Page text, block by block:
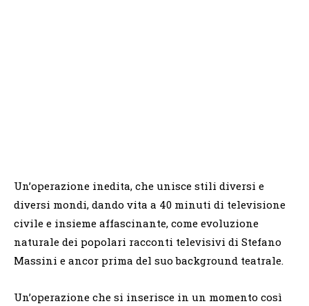
Un’operazione inedita, che unisce stili diversi e
diversi mondi, dando vita a 40 minuti di televisione
civile e insieme affascinante, come evoluzione
naturale dei popolari racconti televisivi di Stefano
Massini e ancor prima del suo background teatrale.
Un’operazione che si inserisce in un momento così